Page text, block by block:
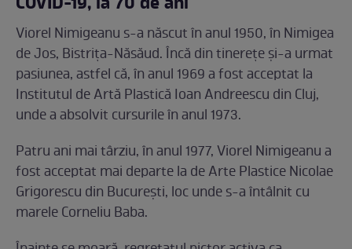
Viorel Nimigeanu s-a născut în anul 1950, în Nimigea
de Jos, Bistrița-Năsăud. Încă din tinerețe și-a urmat
pasiunea, astfel că, în anul 1969 a fost acceptat la
Institutul de Artă Plastică Ioan Andreescu din Cluj,
unde a absolvit cursurile în anul 1973.
Patru ani mai târziu, în anul 1977, Viorel Nimigeanu a
fost acceptat mai departe la de Arte Plastice Nicolae
Grigorescu din București, loc unde s-a întâlnit cu
marele Corneliu Baba.